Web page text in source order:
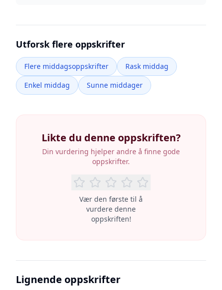
Utforsk flere oppskrifter
Flere middagsoppskrifter
Rask middag
Enkel middag
Sunne middager
Likte du denne oppskriften?
Din vurdering hjelper andre å finne gode
oppskrifter.
Vær den første til å
vurdere denne
oppskriften!
Lignende oppskrifter